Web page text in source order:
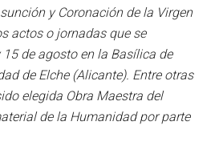
y Coronación de la Virgen
actos o jornadas que se
de agosto en la Basílica de
de Elche (Alicante). Entre otras
elegida Obra Maestra del
de la Humanidad por parte